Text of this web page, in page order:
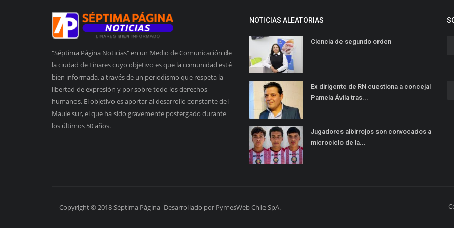
"Séptima Página Noticias" en un Medio de Comunicación de
la ciudad de Linares cuyo objetivo es que la comunidad esté
bien informada, a través de un periodismo que respeta la
libertad de expresión y por sobre todo los derechos
humanos. El objetivo es aportar al desarrollo constante del
Maule sur, el que ha sido gravemente postergado durante
los últimos 50 años.
NOTICIAS ALEATORIAS
Ciencia de segundo orden
Ex dirigente de RN cuestiona a concejal
Pamela Ávila tras...
Jugadores albirrojos son convocados a
microciclo de la...
Copyright © 2018 Séptima Página- Desarrollado por PymesWeb Chile SpA.